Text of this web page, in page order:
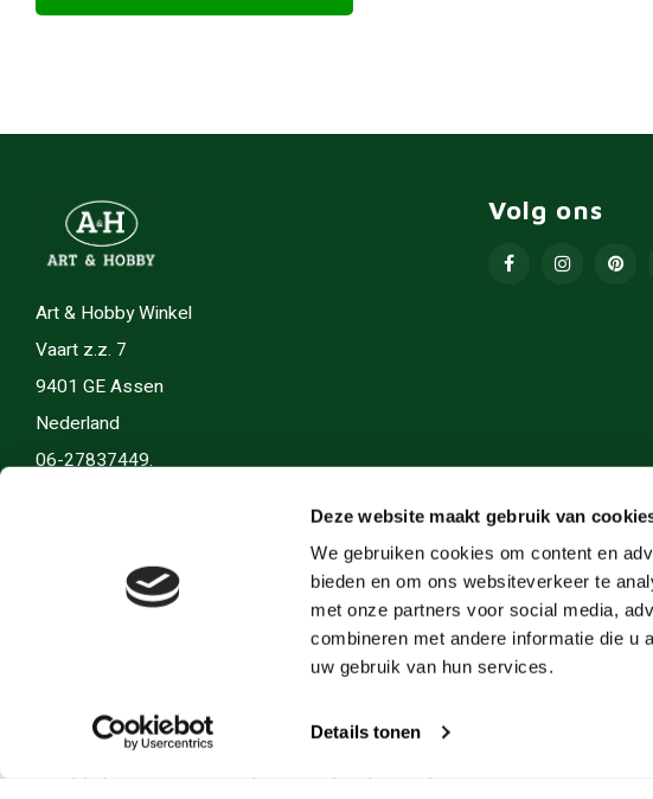
Deze website maakt gebruik van
We gebruiken cookies om content en
bieden en om ons websiteverkeer te
met onze partners voor social media,
combineren met andere informatie die u
uw gebruik van hun services.
Details tonen
Art & Hobby Winkel
Vaart z.z. 7
9401 GE Assen
Nederland
06-27837449.
Volg ons
© Copyright 2026 Art en Hobby - Theme by Shopmonkey